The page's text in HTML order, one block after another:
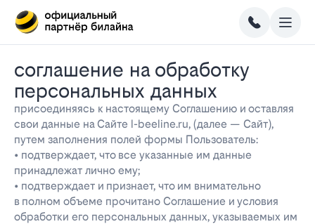
соглашение на обработку
персональных данных
присоединяясь к настоящему Соглашению и оставляя
свои данные на Сайте l-beeline.ru, (далее — Сайт),
путем заполнения полей формы Пользователь:
• подтверждает, что все указанные им данные
принадлежат лично ему;
• подтверждает и признает, что им внимательно
в полном объеме прочитано Соглашение и условия
обработки его персональных данных, указываемых им